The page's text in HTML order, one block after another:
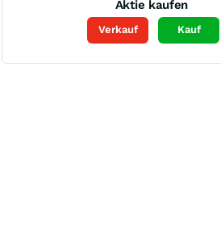
Aktie kaufen
Verkauf Kauf